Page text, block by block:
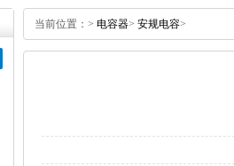
当前位置： > 电容器> 安规电容>